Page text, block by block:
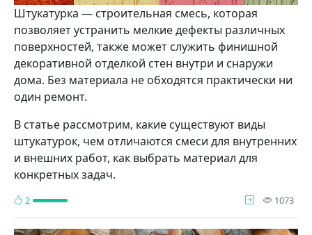
Штукатурка — строительная смесь, которая
позволяет устранить мелкие дефекты различных
поверхностей, также может служить финишной
декоративной отделкой стен внутри и снаружи
дома. Без материала не обходятся практически ни
один ремонт.
В статье рассмотрим, какие существуют виды
штукатурок, чем отличаются смеси для внутренних
и внешних работ, как выбрать материал для
конкретных задач.
2 1073